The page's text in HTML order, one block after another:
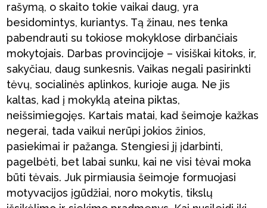
rašymą, o skaito tokie vaikai daug, yra
besidomintys, kuriantys. Tą žinau, nes tenka
pabendrauti su tokiose mokyklose dirbančiais
mokytojais. Darbas provincijoje – visiškai kitoks, ir,
sakyčiau, daug sunkesnis. Vaikas negali pasirinkti
tėvų, socialinės aplinkos, kurioje auga. Ne jis
kaltas, kad į mokyklą ateina piktas,
neišsimiegojęs. Kartais matai, kad šeimoje kažkas
negerai, tada vaikui nerūpi jokios žinios,
pasiekimai ir pažanga. Stengiesi jį įdarbinti,
pagelbėti, bet labai sunku, kai ne visi tėvai moka
būti tėvais. Juk pirmiausia šeimoje formuojasi
motyvacijos įgūdžiai, noro mokytis, tikslų